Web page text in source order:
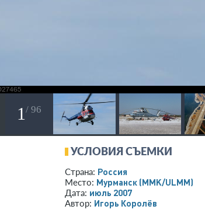
1 / 96
УСЛОВИЯ СЪЕМКИ
Страна: Россия
Место: Мурманск (MMK/ULMM)
Дата: июль 2007
Автор: Игорь Королёв